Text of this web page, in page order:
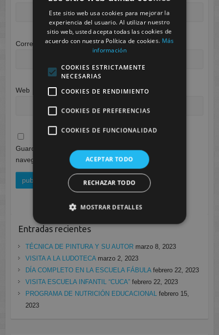
Correo electrónico*
Web
Guarda mi nombre, correo electrónico y web en este
navegador para la próxima vez que comente.
Entradas recientes
TÉCNICA DE PINTURA Y SU AUTOR marzo 8, 2023
VISITA A LA LUDOTECA marzo 2, 2023
DÍA COMPLETO EN LA ESCUELA FÁBULA febrero 22, 2023
VISITA ESCUELA INFANTIL “CUCA” febrero 22, 2023
PROGRAMA DE NUTRICIÓN EDUCACIONAL febrero 15,
2023
Este sitio web usa cookies para mejorar la
experiencia del usuario. Al utilizar nuestro
sitio web, usted acepta todas las cookies de
acuerdo con nuestra Política de cookies. Más
información
COOKIES ESTRICTAMENTE
NECESARIAS
COOKIES DE RENDIMIENTO
COOKIES DE PREFERENCIAS
COOKIES DE FUNCIONALIDAD
ACEPTAR TODO
RECHAZAR TODO
MOSTRAR DETALLES